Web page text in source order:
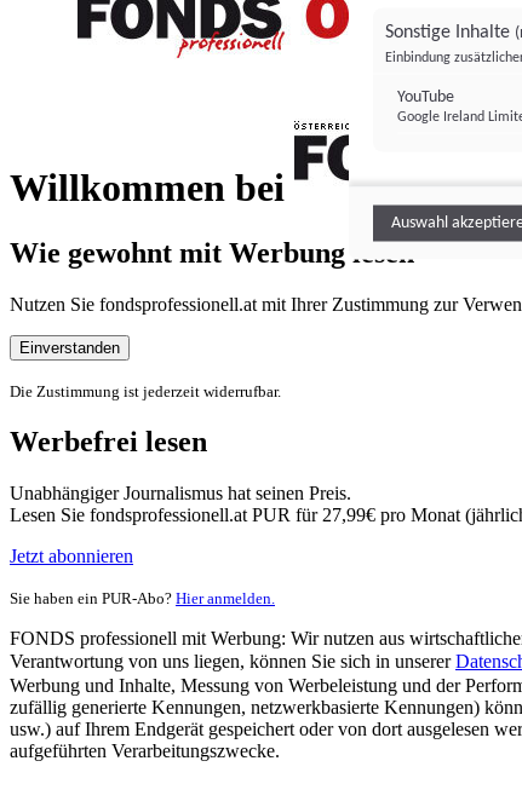
Willkommen bei
FONDS
Wie gewohnt mit Werbung lesen
Nutzen Sie fondsprofessionell.at mit Ihrer Zustimmung zur
Einverstanden
Die Zustimmung ist jederzeit widerrufbar.
Werbefrei lesen
Unabhängiger Journalismus hat seinen Preis.
Lesen Sie fondsprofessionell.at PUR für 27,99€ pro Monat
Jetzt abonnieren
Sie haben ein PUR-Abo? Hier anmelden.
FONDS professionell mit Werbung: Wir nutzen aus
Verantwortung von uns liegen, können Sie sich in unserer
Werbung und Inhalte, Messung von Werbeleistung und der
zufällig generierte Kennungen, netzwerkbasierte Kennungen)
usw.) auf Ihrem Endgerät gespeichert oder von dort ausgelesen
aufgeführten Verarbeitungszwecke.
Sonstige Inhalte
Einbindung
YouTube
Google Ireland
Auswahl